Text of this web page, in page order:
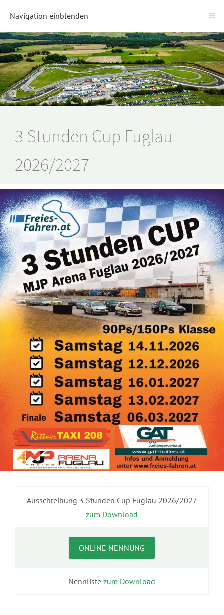
Navigation einblenden
3 Stunden Cup Fuglau
2026/2027
Ausschreibung 3 Stunden Cup Fuglau 2026/2027
zum Download
ONLINE NENNUNG
Nennliste zum Download